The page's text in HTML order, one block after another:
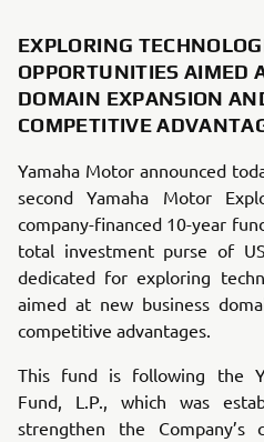
EXPLORING
OPPORTUNITIES AIMED
DOMAIN EXPANSION
COMPETITIVE
Yamaha Motor announced
second Yamaha Motor
company-financed 10-year
total investment purse of
dedicated for exploring
aimed at new business
competitive advantages.
This fund is following the
Fund, L.P., which was
strengthen the Company’s